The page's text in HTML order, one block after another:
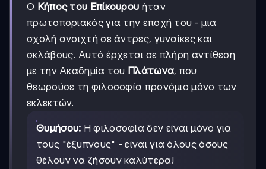
Ο Κήπος του Επίκουρου ήταν
πρωτοποριακός για την εποχή του - μια
σχολή ανοιχτή σε άντρες, γυναίκες και
σκλάβους. Αυτό έρχεται σε πλήρη αντίθεση
με την Ακαδημία του Πλάτωνα, που
θεωρούσε τη φιλοσοφία προνόμιο μόνο των
εκλεκτών.
Θυμήσου: Η φιλοσοφία δεν είναι μόνο για
τους "έξυπνους" - είναι για όλους όσους
θέλουν να ζήσουν καλύτερα!